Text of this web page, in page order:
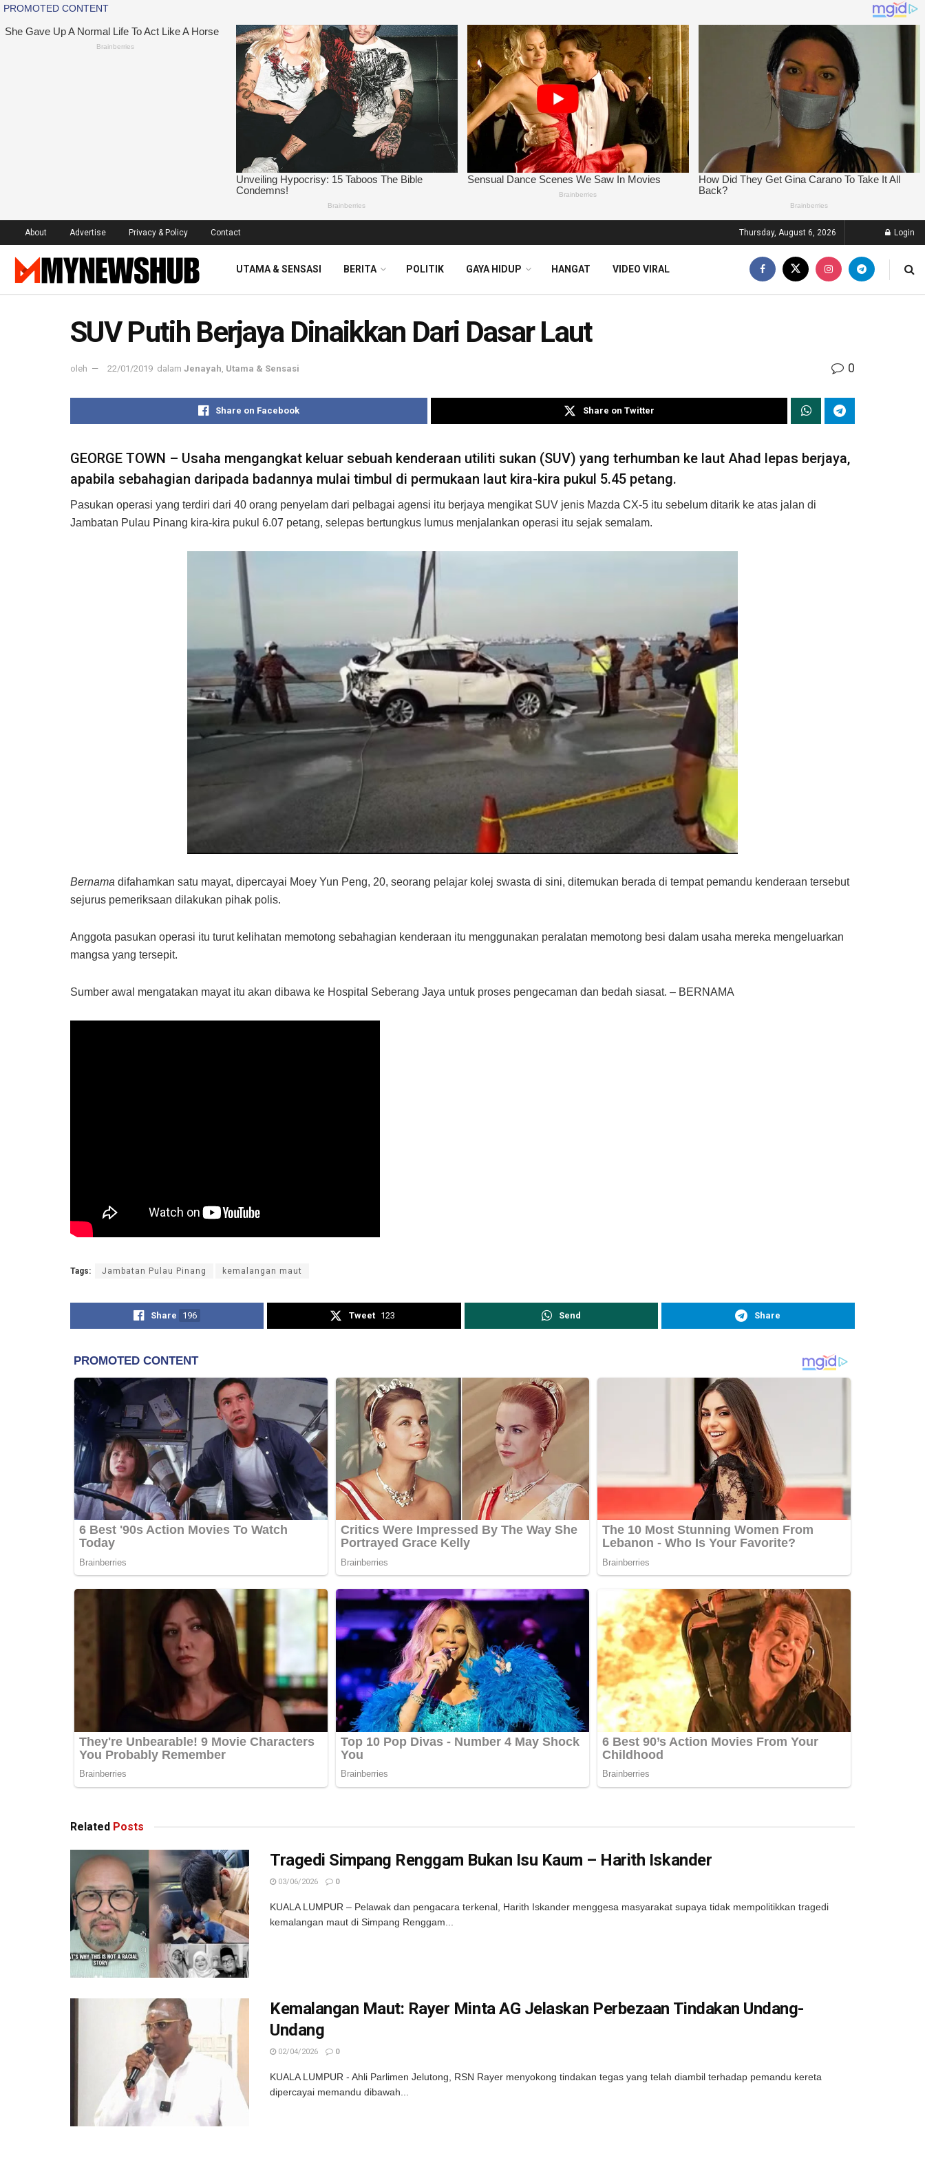
About Advertise Privacy & Policy Contact Thursday, August 6, 2026 Login
UTAMA & SENSASI BERITA POLITIK GAYA HIDUP HANGAT VIDEO VIRAL
SUV Putih Berjaya Dinaikkan Dari Dasar Laut
oleh 22/01/2019 dalam Jenayah Utama & Sensasi 0
Share on Facebook Share on Twitter
GEORGE TOWN – Usaha mengangkat keluar sebuah kenderaan utiliti sukan (SUV) yang terhumban ke laut Ahad lepas berjaya,
apabila sebahagian daripada badannya mulai timbul di permukaan laut kira-kira pukul 5.45 petang.
Pasukan operasi yang terdiri dari 40 orang penyelam dari pelbagai agensi itu berjaya mengikat SUV jenis Mazda CX-5 itu sebelum ditarik ke atas jalan di
Jambatan Pulau Pinang kira-kira pukul 6.07 petang, selepas bertungkus lumus menjalankan operasi itu sejak semalam.
Bernama difahamkan satu mayat, dipercayai Moey Yun Peng, 20, seorang pelajar kolej swasta di sini, ditemukan berada di tempat pemandu kenderaan tersebut
sejurus pemeriksaan dilakukan pihak polis.
Anggota pasukan operasi itu turut kelihatan memotong sebahagian kenderaan itu menggunakan peralatan memotong besi dalam usaha mereka mengeluarkan
mangsa yang tersepit.
Sumber awal mengatakan mayat itu akan dibawa ke Hospital Seberang Jaya untuk proses pengecaman dan bedah siasat. – BERNAMA
Tags: Jambatan Pulau Pinang kemalangan maut
Share 196 Tweet 123 Send Share
Related Posts
Tragedi Simpang Renggam Bukan Isu Kaum – Harith Iskander
03/06/2026 0
KUALA LUMPUR – Pelawak dan pengacara terkenal, Harith Iskander menggesa masyarakat supaya tidak mempolitikkan tragedi
kemalangan maut di Simpang Renggam...
Kemalangan Maut: Rayer Minta AG Jelaskan Perbezaan Tindakan Undang-
Undang
02/04/2026 0
KUALA LUMPUR - Ahli Parlimen Jelutong, RSN Rayer menyokong tindakan tegas yang telah diambil terhadap pemandu kereta
dipercayai memandu dibawah...